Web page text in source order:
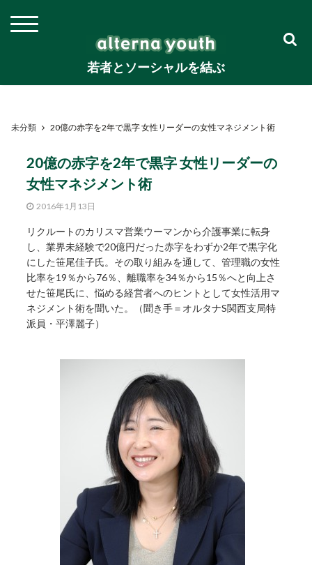
若者とソーシャルを結ぶ
未分類 20億の赤字を2年で黒字 女性リーダーの女性マネジメント術
20億の赤字を2年で黒字 女性リーダーの
女性マネジメント術
2016年1月13日
リクルートのカリスマ営業ウーマンから介護事業に転身
し、業界未経験で20億円だった赤字をわずか2年で黒字化
にした笹尾佳子氏。その取り組みを通して、管理職の女性
比率を19％から76％、離職率を34％から15％へと向上さ
せた笹尾氏に、悩める経営者へのヒントとして女性活用マ
ネジメント術を聞いた。（聞き手＝オルタナS関西支局特
派員・平澤麗子）